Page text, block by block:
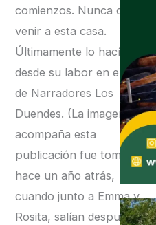
comienzos. Nunca dejó de
venir a esta casa.
Últimamente lo hacía
desde su labor en el Club
de Narradores Los
Duendes. (La imagen que
acompaña esta
publicación fue tomada
hace un año atrás,
cuando junto a Emma y
Rosita, salían después de